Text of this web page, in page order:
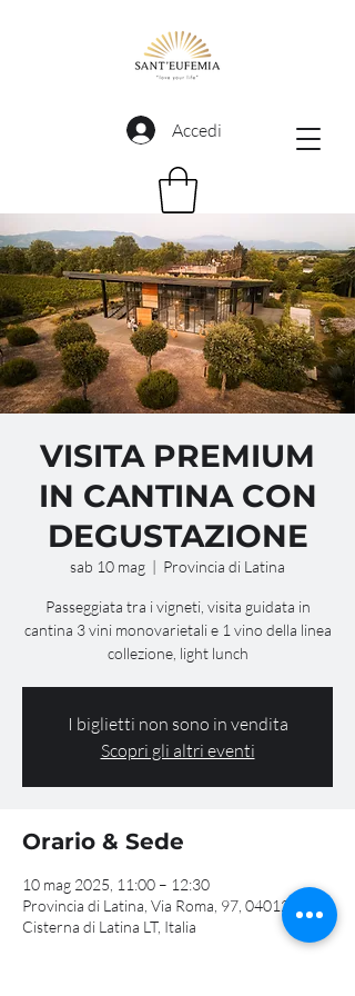
Accedi
VISITA PREMIUM
IN CANTINA CON
DEGUSTAZIONE
sab 10 mag
  |
Provincia di Latina
Passeggiata tra i vigneti, visita guidata in
cantina 3 vini monovarietali e 1 vino della linea
collezione, light lunch
I biglietti non sono in vendita
Scopri gli altri eventi
Orario & Sede
10 mag 2025, 11:00 – 12:30
Provincia di Latina, Via Roma, 97, 04012
Cisterna di Latina LT, Italia